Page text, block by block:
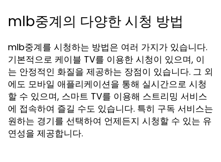
mlb중계의 다양한 시청 방법
mlb중계를 시청하는 방법은 여러 가지가 있습니다.
기본적으로 케이블 TV를 이용한 시청이 있으며, 이
는 안정적인 화질을 제공하는 장점이 있습니다. 그 외
에도 모바일 애플리케이션을 통해 실시간으로 시청
할 수 있으며, 스마트 TV를 이용해 스트리밍 서비스
에 접속하여 즐길 수도 있습니다. 특히 구독 서비스는
원하는 경기를 선택하여 언제든지 시청할 수 있는 유
연성을 제공합니다.